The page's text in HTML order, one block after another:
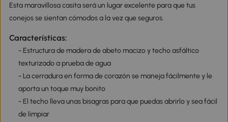
Esta maravillosa casita será un lugar excelente para que tus
conejos se sientan cómodos a la vez que seguros.
Características:
- Estructura de madera de abeto macizo y techo asfáltico
texturizado a prueba de agua
- La cerradura en forma de corazón se maneja fácilmente y le
aporta un toque muy bonito
- El techo lleva unas bisagras para que puedas abrirlo y sea fácil
de limpiar